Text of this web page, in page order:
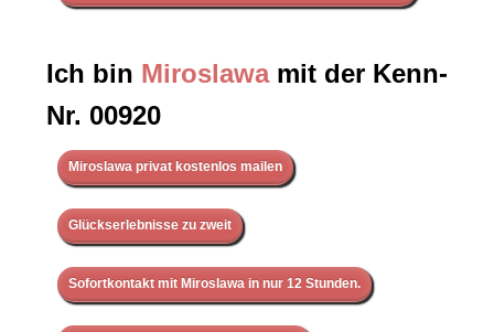
Ich bin Miroslawamit der Kenn-
Nr. 00920
Miroslawa privat kostenlos mailen
Glückserlebnisse zu zweit
Sofortkontakt mit Miroslawa in nur 12 Stunden.